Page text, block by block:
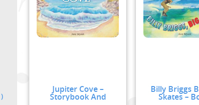
Jupiter Cove –
Storybook And
Billy Briggs
Skates –